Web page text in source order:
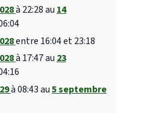
à 22:28 au 14
entre 16:04 et 23:18
à 17:47 au 23
à 08:43 au5 septembre